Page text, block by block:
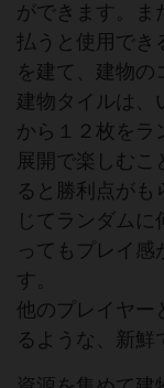
ができます。ま
払うと使用でき
を建て、建物の
建物タイルは、
から１２枚をラ
展開で楽しむこ
ると勝利点がも
じてランダム
ってもプレイ感
す。
他のプレイヤー
るような、新鮮